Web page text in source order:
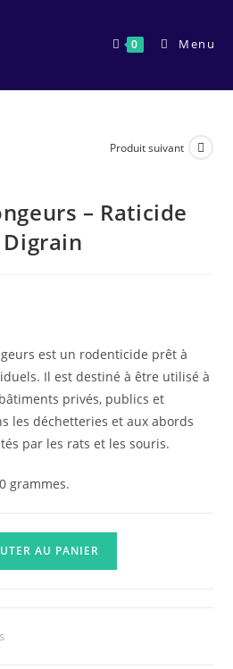
0 Menu
Produit suivant
– Raticide
est un rodenticide prêt à
Il est destiné à être utilisé à
privés, publics et
les déchetteries et aux abords
par les rats et les souris.
grammes.
AU PANIER